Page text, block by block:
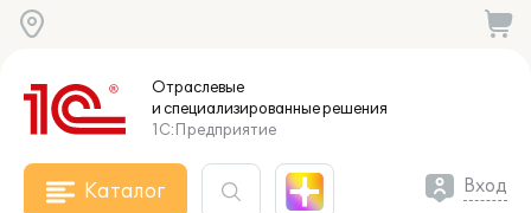
Отраслевые
и специализированныерешения
1С:Предприятие
Каталог Вход